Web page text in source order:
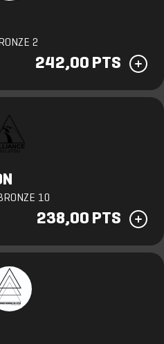
2
242,00 PTS
10
238,00 PTS